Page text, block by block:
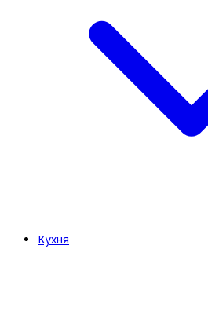
Кухня